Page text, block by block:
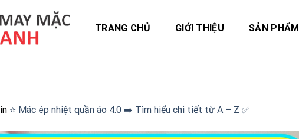
TRANG CHỦ GIỚI THIỆU SẢN PHẨM
in ⭐️ Mác ép nhiệt quần áo 4.0 ➡️ Tìm hiểu chi tiết từ A – Z ✅